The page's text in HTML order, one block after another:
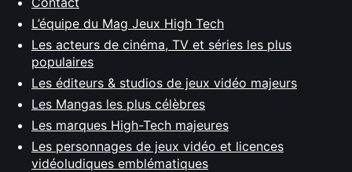
L’équipe du Mag Jeux High Tech
Les acteurs de cinéma, TV et séries les plus
populaires
Les éditeurs & studios de jeux vidéo majeurs
Les Mangas les plus célèbres
Les marques High-Tech majeures
Les personnages de jeux vidéo et licences
vidéoludiques emblématiques